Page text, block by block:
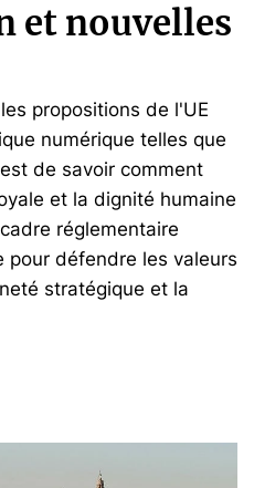
et nouvelles
propositions de l'UE
numérique telles que
de savoir comment
et la dignité humaine
réglementaire
pour défendre les valeurs
stratégique et la